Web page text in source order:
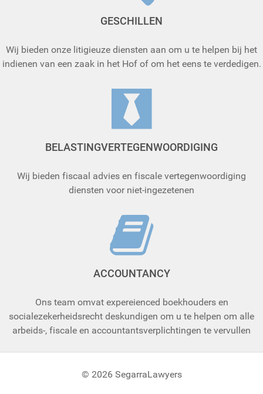
GESCHILLEN
Wij bieden onze litigieuze diensten aan om u te helpen bij het
indienen van een zaak in het Hof of om het eens te verdedigen.
BELASTINGVERTEGENWOORDIGING
Wij bieden fiscaal advies en fiscale vertegenwoordiging
diensten voor niet-ingezetenen
ACCOUNTANCY
Ons team omvat expereienced boekhouders en
socialezekerheidsrecht deskundigen om u te helpen om alle
arbeids-, fiscale en accountantsverplichtingen te vervullen
© 2026 SegarraLawyers